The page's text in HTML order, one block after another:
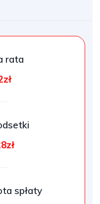
rata
spłaty